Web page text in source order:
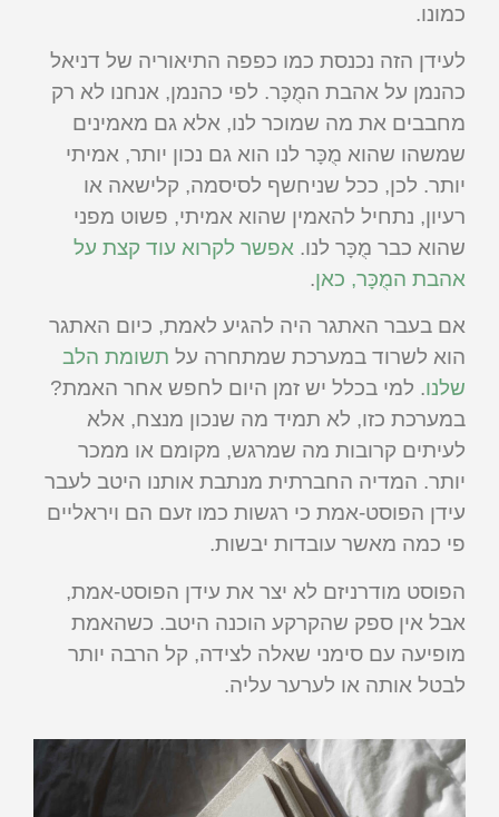
כמונו.
לעידן הזה נכנסת כמו כפפה התיאוריה של דניאל
כהנמן על אהבת המֻכָּר. לפי כהנמן, אנחנו לא רק
מחבבים את מה שמוכר לנו, אלא גם מאמינים
שמשהו שהוא מֻכָּר לנו הוא גם נכון יותר, אמיתי
יותר. לכן, ככל שניחשף לסיסמה, קלישאה או
רעיון, נתחיל להאמין שהוא אמיתי, פשוט מפני
שהוא כבר מֻכָּר לנו. אפשר לקרוא עוד קצת על
אהבת המֻכָּר, כאן.
אם בעבר האתגר היה להגיע לאמת, כיום האתגר
הוא לשרוד במערכת שמתחרה על תשומת הלב
שלנו. למי בכלל יש זמן היום לחפש אחר האמת?
במערכת כזו, לא תמיד מה שנכון מנצח, אלא
לעיתים קרובות מה שמרגש, מקומם או ממכר
יותר. המדיה החברתית מנתבת אותנו היטב לעבר
עידן הפוסט-אמת כי רגשות כמו זעם הם ויראליים
פי כמה מאשר עובדות יבשות.
הפוסט מודרניזם לא יצר את עידן הפוסט-אמת,
אבל אין ספק שהקרקע הוכנה היטב. כשהאמת
מופיעה עם סימני שאלה לצידה, קל הרבה יותר
לבטל אותה או לערער עליה.